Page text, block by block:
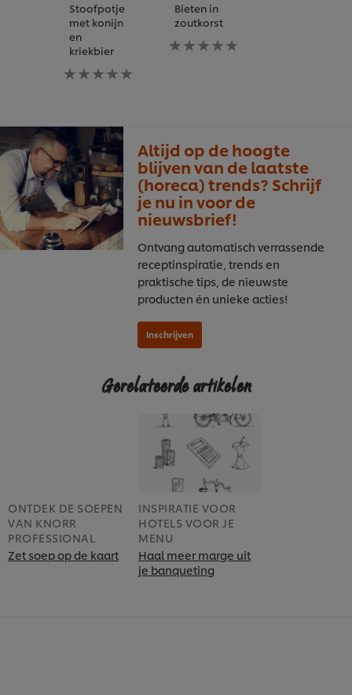
Stoofpotje
met konijn
en
kriekbier
Geen
beoordelingen
deze
recipe
Bieten in
zoutkorst
Geen
beoordelingen
Altijd op de hoogte
blijven van de laatste
(horeca) trends? Schrijf
je nu in voor de
nieuwsbrief!
Ontvang automatisch verrassende
receptinspiratie, trends en
praktische tips, de nieuwste
producten én unieke acties!
Gerelateerde artikelen
ONTDEK DE SOEPEN
VAN KNORR
PROFESSIONAL
Zet soep op de kaart
INSPIRATIE VOOR
HOTELS VOOR JE
MENU
Haal meer marge uit
je banqueting